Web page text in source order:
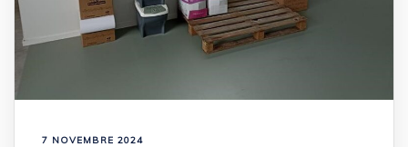
7 NOVEMBRE 2024